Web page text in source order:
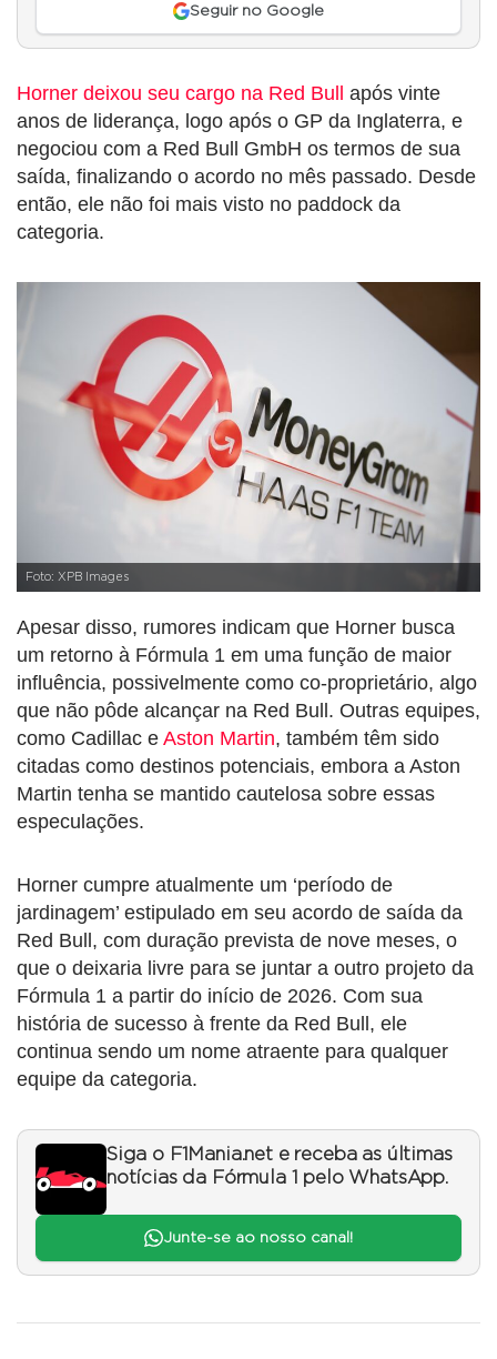
Seguir no Google
Horner deixou seu cargo na Red Bull
após vinte
anos de liderança, logo após o GP da Inglaterra, e
negociou com a Red Bull GmbH os termos de sua
saída, finalizando o acordo no mês passado. Desde
então, ele não foi mais visto no paddock da
categoria.
Foto: XPB Images
Apesar disso, rumores indicam que Horner busca
um retorno à Fórmula 1 em uma função de maior
influência, possivelmente como co-proprietário, algo
que não pôde alcançar na Red Bull. Outras equipes,
como Cadillac e Aston Martin, também têm sido
citadas como destinos potenciais, embora a Aston
Martin tenha se mantido cautelosa sobre essas
especulações.
Horner cumpre atualmente um ‘período de
jardinagem’ estipulado em seu acordo de saída da
Red Bull, com duração prevista de nove meses, o
que o deixaria livre para se juntar a outro projeto da
Fórmula 1 a partir do início de 2026. Com sua
história de sucesso à frente da Red Bull, ele
continua sendo um nome atraente para qualquer
equipe da categoria.
Siga o F1Mania.net e receba as últimas
notícias da Fórmula 1 pelo WhatsApp.
Junte-se ao nosso canal!